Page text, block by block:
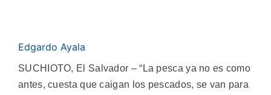
Edgardo Ayala
SUCHIOTO, El Salvador – “La pesca ya no es como
antes, cuesta que caigan los pescados, se van para